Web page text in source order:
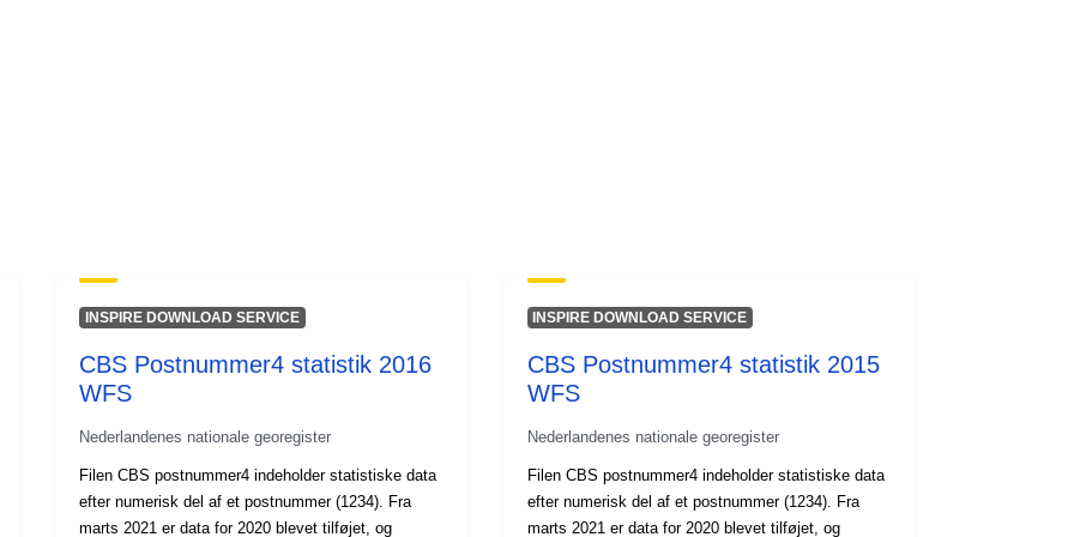
INSPIRE DOWNLOAD SERVICE
CBS Postnummer4 statistik 2016
WFS
Nederlandenes nationale georegister
Filen CBS postnummer4 indeholder statistiske data
efter numerisk del af et postnummer (1234). Fra
marts 2021 er data for 2020 blevet tilføjet, og
INSPIRE DOWNLOAD SERVICE
CBS Postnummer4 statistik 2015
WFS
Nederlandenes nationale georegister
Filen CBS postnummer4 indeholder statistiske data
efter numerisk del af et postnummer (1234). Fra
marts 2021 er data for 2020 blevet tilføjet, og